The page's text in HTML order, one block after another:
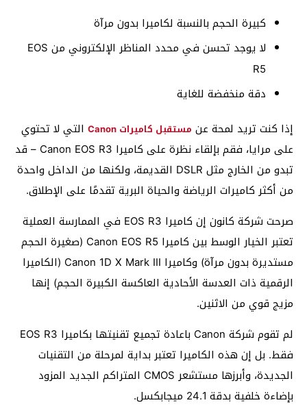
كبيرة الحجم بالنسبة لكاميرا بدون مرآة
لا يوجد تحسن في محدد المناظر الإلكتروني من EOS
R5
دقة منخفضة للغاية
إذا كنت تريد لمحة عن مستقبل كاميرات Canon
التي لا تحتوي
على مرايا، فقم بإلقاء نظرة على كاميرا Canon EOS R3 – قد
تبدو من الخارج مثل DSLR القديمة، ولكنها من الداخل واحدة
من أكثر كاميرات الرياضة والحياة البرية تقدمًا على الإطلاق.
صرحت شركة كانون إن كاميرا EOS R3 في الممارسة العملية
تعتبر الخيار الوسط بين كاميرا Canon EOS R5 (صغيرة الحجم
مستديرة بدون مرآة) وكاميرا Canon 1D X Mark III (الكاميرا
الرقمية ذات العدسة الأحادية العاكسة الكبيرة الحجم) إنها
مزيج قوي من الاثنين.
فقط. بل إن هذه الكاميرا تعتبر بداية لمرحلة من التقنيات
الجديدة، وأبرزها مستشعر CMOS المتراكم الجديد المزود
بإضاءة خلفية بدقة 24.1 ميجابكسل.